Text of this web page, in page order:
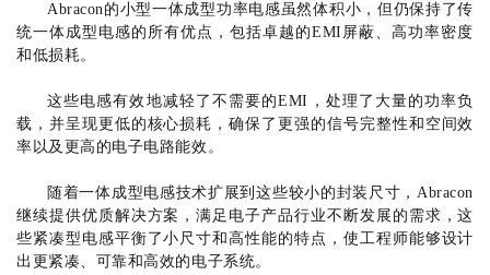
Abracon的小型一体成型功率电感虽然体积小，但仍保持了传
统一体成型电感的所有优点，包括卓越的EMI屏蔽、高功率密度
和低损耗。
这些电感有效地减轻了不需要的EMI，处理了大量的功率负
载，并呈现更低的核心损耗，确保了更强的信号完整性和空间效
率以及更高的电子电路能效。
随着一体成型电感技术扩展到这些较小的封装尺寸，Abracon
继续提供优质解决方案，满足电子产品行业不断发展的需求，这
些紧凑型电感平衡了小尺寸和高性能的特点，使工程师能够设计
出更紧凑、可靠和高效的电子系统。